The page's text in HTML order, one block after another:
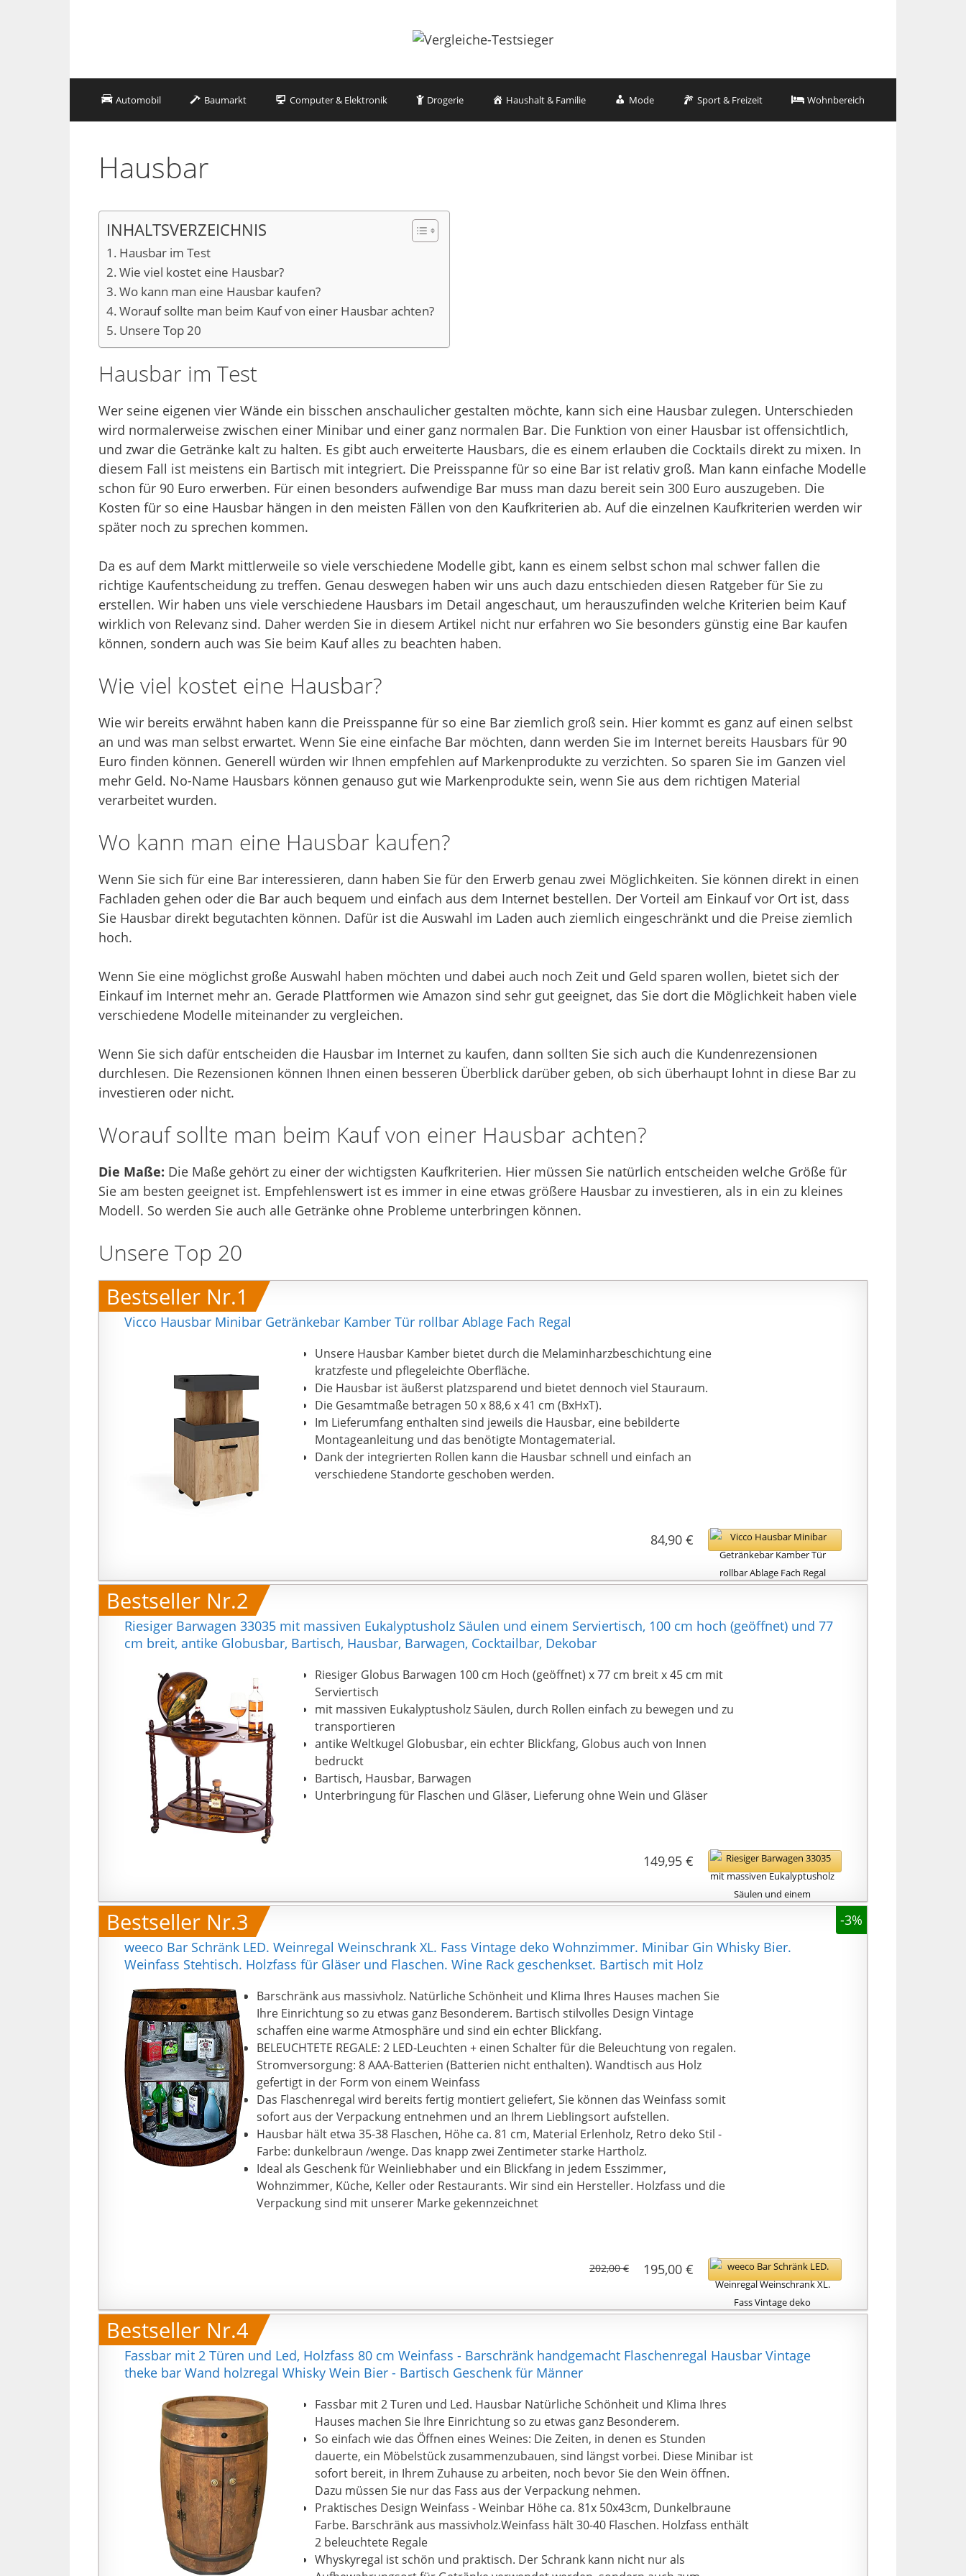
Automobil Baumarkt Computer & Elektronik Drogerie Haushalt & Familie Mode Sport & Freizeit Wohnbereich
Hausbar
INHALTSVERZEICHNIS
Hausbar im Test
Wie viel kostet eine Hausbar?
Wo kann man eine Hausbar kaufen?
Worauf sollte man beim Kauf von einer Hausbar achten?
Unsere Top 20
Hausbar im Test
Wer seine eigenen vier Wände ein bisschen anschaulicher gestalten möchte, kann sich eine Hausbar zulegen. Unterschieden
wird normalerweise zwischen einer Minibar und einer ganz normalen Bar. Die Funktion von einer Hausbar ist offensichtlich,
und zwar die Getränke kalt zu halten. Es gibt auch erweiterte Hausbars, die es einem erlauben die Cocktails direkt zu mixen. In
diesem Fall ist meistens ein Bartisch mit integriert. Die Preisspanne für so eine Bar ist relativ groß. Man kann einfache Modelle
schon für 90 Euro erwerben. Für einen besonders aufwendige Bar muss man dazu bereit sein 300 Euro auszugeben. Die
Kosten für so eine Hausbar hängen in den meisten Fällen von den Kaufkriterien ab. Auf die einzelnen Kaufkriterien werden wir
später noch zu sprechen kommen.
Da es auf dem Markt mittlerweile so viele verschiedene Modelle gibt, kann es einem selbst schon mal schwer fallen die
richtige Kaufentscheidung zu treffen. Genau deswegen haben wir uns auch dazu entschieden diesen Ratgeber für Sie zu
erstellen. Wir haben uns viele verschiedene Hausbars im Detail angeschaut, um herauszufinden welche Kriterien beim Kauf
wirklich von Relevanz sind. Daher werden Sie in diesem Artikel nicht nur erfahren wo Sie besonders günstig eine Bar kaufen
können, sondern auch was Sie beim Kauf alles zu beachten haben.
Wie viel kostet eine Hausbar?
Wie wir bereits erwähnt haben kann die Preisspanne für so eine Bar ziemlich groß sein. Hier kommt es ganz auf einen selbst
an und was man selbst erwartet. Wenn Sie eine einfache Bar möchten, dann werden Sie im Internet bereits Hausbars für 90
Euro finden können. Generell würden wir Ihnen empfehlen auf Markenprodukte zu verzichten. So sparen Sie im Ganzen viel
mehr Geld. No-Name Hausbars können genauso gut wie Markenprodukte sein, wenn Sie aus dem richtigen Material
verarbeitet wurden.
Wo kann man eine Hausbar kaufen?
Wenn Sie sich für eine Bar interessieren, dann haben Sie für den Erwerb genau zwei Möglichkeiten. Sie können direkt in einen
Fachladen gehen oder die Bar auch bequem und einfach aus dem Internet bestellen. Der Vorteil am Einkauf vor Ort ist, dass
Sie Hausbar direkt begutachten können. Dafür ist die Auswahl im Laden auch ziemlich eingeschränkt und die Preise ziemlich
hoch.
Wenn Sie eine möglichst große Auswahl haben möchten und dabei auch noch Zeit und Geld sparen wollen, bietet sich der
Einkauf im Internet mehr an. Gerade Plattformen wie Amazon sind sehr gut geeignet, das Sie dort die Möglichkeit haben viele
verschiedene Modelle miteinander zu vergleichen.
Wenn Sie sich dafür entscheiden die Hausbar im Internet zu kaufen, dann sollten Sie sich auch die Kundenrezensionen
durchlesen. Die Rezensionen können Ihnen einen besseren Überblick darüber geben, ob sich überhaupt lohnt in diese Bar zu
investieren oder nicht.
Worauf sollte man beim Kauf von einer Hausbar achten?
Die Maße: Die Maße gehört zu einer der wichtigsten Kaufkriterien. Hier müssen Sie natürlich entscheiden welche Größe für
Sie am besten geeignet ist. Empfehlenswert ist es immer in eine etwas größere Hausbar zu investieren, als in ein zu kleines
Modell. So werden Sie auch alle Getränke ohne Probleme unterbringen können.
Unsere Top 20
Bestseller Nr.1
Vicco Hausbar Minibar Getränkebar Kamber Tür rollbar Ablage Fach Regal
Unsere Hausbar Kamber bietet durch die Melaminharzbeschichtung eine
kratzfeste und pflegeleichte Oberfläche.
Die Hausbar ist äußerst platzsparend und bietet dennoch viel Stauraum.
Die Gesamtmaße betragen 50 x 88,6 x 41 cm (BxHxT).
Im Lieferumfang enthalten sind jeweils die Hausbar, eine bebilderte
Montageanleitung und das benötigte Montagematerial.
Dank der integrierten Rollen kann die Hausbar schnell und einfach an
verschiedene Standorte geschoben werden.
84,90 €
Bestseller Nr.2
Riesiger Barwagen 33035 mit massiven Eukalyptusholz Säulen und einem Serviertisch, 100 cm hoch (geöffnet) und 77
cm breit, antike Globusbar, Bartisch, Hausbar, Barwagen, Cocktailbar, Dekobar
Riesiger Globus Barwagen 100 cm Hoch (geöffnet) x 77 cm breit x 45 cm mit
Serviertisch
mit massiven Eukalyptusholz Säulen, durch Rollen einfach zu bewegen und zu
transportieren
antike Weltkugel Globusbar, ein echter Blickfang, Globus auch von Innen
bedruckt
Bartisch, Hausbar, Barwagen
Unterbringung für Flaschen und Gläser, Lieferung ohne Wein und Gläser
149,95 €
Bestseller Nr.3
-3%
weeco Bar Schränk LED. Weinregal Weinschrank XL. Fass Vintage deko Wohnzimmer. Minibar Gin Whisky Bier.
Weinfass Stehtisch. Holzfass für Gläser und Flaschen. Wine Rack geschenkset. Bartisch mit Holz
Barschränk aus massivholz. Natürliche Schönheit und Klima Ihres Hauses machen Sie
Ihre Einrichtung so zu etwas ganz Besonderem. Bartisch stilvolles Design Vintage
schaffen eine warme Atmosphäre und sind ein echter Blickfang.
BELEUCHTETE REGALE: 2 LED-Leuchten + einen Schalter für die Beleuchtung von regalen.
Stromversorgung: 8 AAA-Batterien (Batterien nicht enthalten). Wandtisch aus Holz
gefertigt in der Form von einem Weinfass
Das Flaschenregal wird bereits fertig montiert geliefert, Sie können das Weinfass somit
sofort aus der Verpackung entnehmen und an Ihrem Lieblingsort aufstellen.
Hausbar hält etwa 35-38 Flaschen, Höhe ca. 81 cm, Material Erlenholz, Retro deko Stil -
Farbe: dunkelbraun /wenge. Das knapp zwei Zentimeter starke Hartholz.
Ideal als Geschenk für Weinliebhaber und ein Blickfang in jedem Esszimmer,
Wohnzimmer, Küche, Keller oder Restaurants. Wir sind ein Hersteller. Holzfass und die
Verpackung sind mit unserer Marke gekennzeichnet
195,00 €
202,00 €
Bestseller Nr.4
Fassbar mit 2 Türen und Led, Holzfass 80 cm Weinfass - Barschränk handgemacht Flaschenregal Hausbar Vintage
theke bar Wand holzregal Whisky Wein Bier - Bartisch Geschenk für Männer
Fassbar mit 2 Turen und Led. Hausbar Natürliche Schönheit und Klima Ihres
Hauses machen Sie Ihre Einrichtung so zu etwas ganz Besonderem.
So einfach wie das Öffnen eines Weines: Die Zeiten, in denen es Stunden
dauerte, ein Möbelstück zusammenzubauen, sind längst vorbei. Diese Minibar ist
sofort bereit, in Ihrem Zuhause zu arbeiten, noch bevor Sie den Wein öffnen.
Dazu müssen Sie nur das Fass aus der Verpackung nehmen.
Praktisches Design Weinfass - Weinbar Höhe ca. 81x 50x43cm, Dunkelbraune
Farbe. Barschränk aus massivholz.Weinfass hält 30-40 Flaschen. Holzfass enthält
2 beleuchtete Regale
Whyskyregal ist schön und praktisch. Der Schrank kann nicht nur als